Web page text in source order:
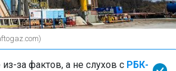
за фактов, а не слухов с РБК-